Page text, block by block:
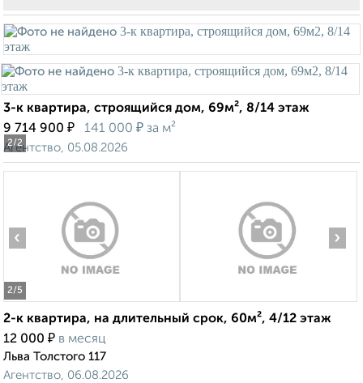
2/2
3-к квартира, строящийся дом, 69м², 8/14 этаж
9 714 900 ₽ 141 000 ₽ за м²
Агентство, 05.08.2026
2/5
‹ ›
2-к квартира, на длительный срок, 60м², 4/12 этаж
12 000 ₽ в месяц
Льва Толстого 117
Агентство, 06.08.2026